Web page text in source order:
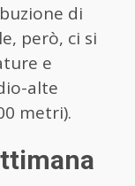
di
però, ci si
e
alte
metri).